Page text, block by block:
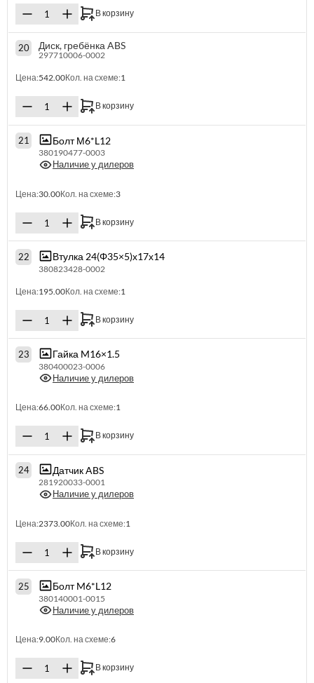
В корзину
20 Диск, гребёнка ABS
297710006-0002
Цена:542.00Кол. на схеме:1
В корзину
21 Болт М6*L12
380190477-0003
Наличие у дилеров
Цена:30.00Кол. на схеме:3
В корзину
22 Втулка 24(Φ35×5)х17х14
380823428-0002
Цена:195.00Кол. на схеме:1
В корзину
23 Гайка M16×1.5
380400023-0006
Наличие у дилеров
Цена:66.00Кол. на схеме:1
В корзину
24 Датчик ABS
281920033-0001
Наличие у дилеров
Цена:2373.00Кол. на схеме:1
В корзину
25 Болт M6*L12
380140001-0015
Наличие у дилеров
Цена:9.00Кол. на схеме:6
В корзину